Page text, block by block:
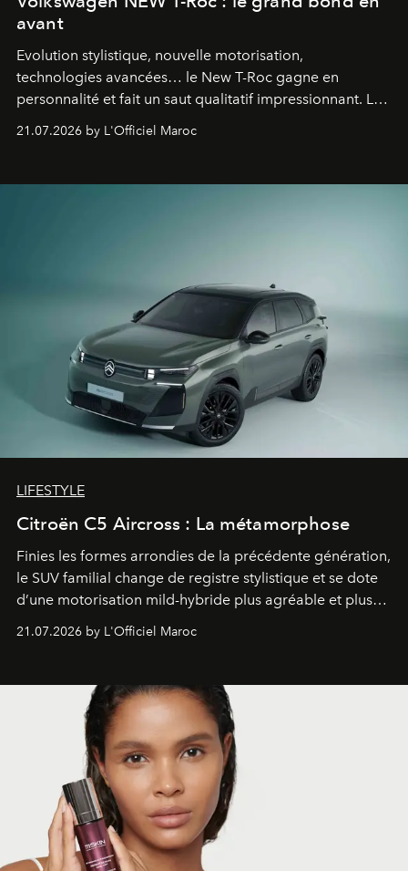
avant
Evolution stylistique, nouvelle motorisation,
technologies avancées… le New T-Roc gagne en
personnalité et fait un saut qualitatif impressionnant. Le
constructeur allemand a revu en profondeur son SUV
fétiche pour le rendre plus premium. Et le pari semble
21.07.2026 by L'Officiel Maroc
LIFESTYLE
Citroën C5 Aircross : La métamorphose
Finies les formes arrondies de la précédente génération,
le SUV familial change de registre stylistique et se dote
d’une motorisation mild-hybride plus agréable et plus
économe. à n’en pas douter, le nouveau C5 Aircross a
gagné en maturité.
21.07.2026 by L'Officiel Maroc